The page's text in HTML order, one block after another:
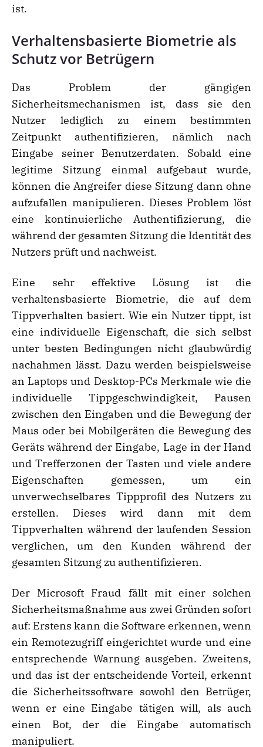
ist.
Verhaltensbasierte Biometrie als
Schutz vor Betrügern
Das Problem der gängigen
Sicherheitsmechanismen ist, dass sie den
Nutzer lediglich zu einem bestimmten
Zeitpunkt authentifizieren, nämlich nach
Eingabe seiner Benutzerdaten. Sobald eine
legitime Sitzung einmal aufgebaut wurde,
können die Angreifer diese Sitzung dann ohne
aufzufallen manipulieren. Dieses Problem löst
eine kontinuierliche Authentifizierung, die
während der gesamten Sitzung die Identität des
Nutzers prüft und nachweist.
Eine sehr effektive Lösung ist die
verhaltensbasierte Biometrie, die auf dem
Tippverhalten basiert. Wie ein Nutzer tippt, ist
eine individuelle Eigenschaft, die sich selbst
unter besten Bedingungen nicht glaubwürdig
nachahmen lässt. Dazu werden beispielsweise
an Laptops und Desktop-PCs Merkmale wie die
individuelle Tippgeschwindigkeit, Pausen
zwischen den Eingaben und die Bewegung der
Maus oder bei Mobilgeräten die Bewegung des
Geräts während der Eingabe, Lage in der Hand
und Trefferzonen der Tasten und viele andere
Eigenschaften gemessen, um ein
unverwechselbares Tippprofil des Nutzers zu
erstellen. Dieses wird dann mit dem
Tippverhalten während der laufenden Session
verglichen, um den Kunden während der
gesamten Sitzung zu authentifizieren.
Der Microsoft Fraud fällt mit einer solchen
Sicherheitsmaßnahme aus zwei Gründen sofort
auf: Erstens kann die Software erkennen, wenn
ein Remotezugriff eingerichtet wurde und eine
entsprechende Warnung ausgeben. Zweitens,
und das ist der entscheidende Vorteil, erkennt
die Sicherheitssoftware sowohl den Betrüger,
wenn er eine Eingabe tätigen will, als auch
einen Bot, der die Eingabe automatisch
manipuliert.